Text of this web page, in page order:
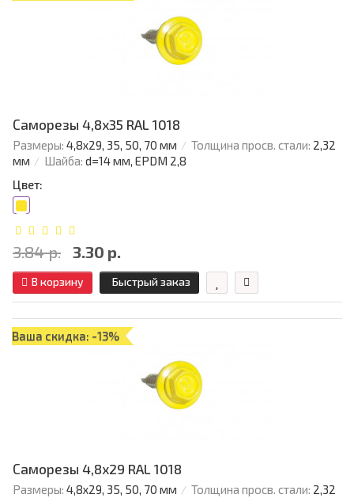
Саморезы 4,8х35 RAL 1018
Размеры: 4,8х29, 35, 50, 70 мм Толщина просв. стали: 2,32
мм
Шайба: d=14 мм, EPDM 2,8
Цвет:
3.84 р. 3.30 р.
В корзину Быстрый заказ
Ваша скидка: -13%
Саморезы 4,8х29 RAL 1018
Размеры: 4,8х29, 35, 50, 70 мм Толщина просв. стали: 2,32